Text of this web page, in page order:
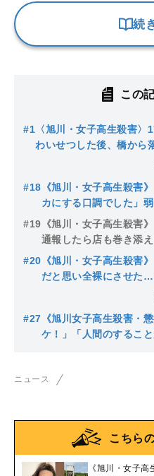
続
この
#1 〈旭川・女子高生殺害
わいせつした後、橋から
は派手やんちゃ系「昔か
#18 《旭川・女子高生殺害
カにする口調でした」
ロクのリコ”、ヤクザ役
かった」
#19 《旭川・女子高生殺害
通報したら店も巻き添
める少女を再び監禁し
メンすすり動画撮影者は
#20 《旭川・女子高生殺害
だと思い全裸にさせた
「死ぬ気ないじゃん」“
#27 《旭川女子高生殺害・
ケ！」「人間のするこ
ニュース
こちら
《旭川・女子